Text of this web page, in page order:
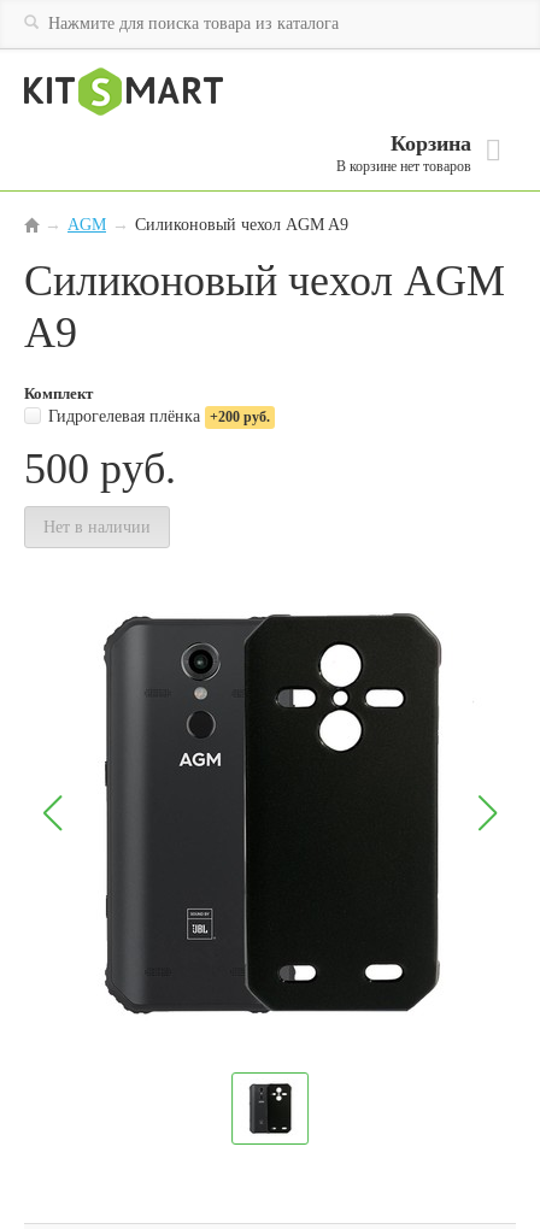
Корзина
В корзине нет товаров
→ AGM → Силиконовый чехол AGM A9
Силиконовый чехол AGM
A9
Комплект
Гидрогелевая плёнка +200 руб.
500 руб.
Нет в наличии